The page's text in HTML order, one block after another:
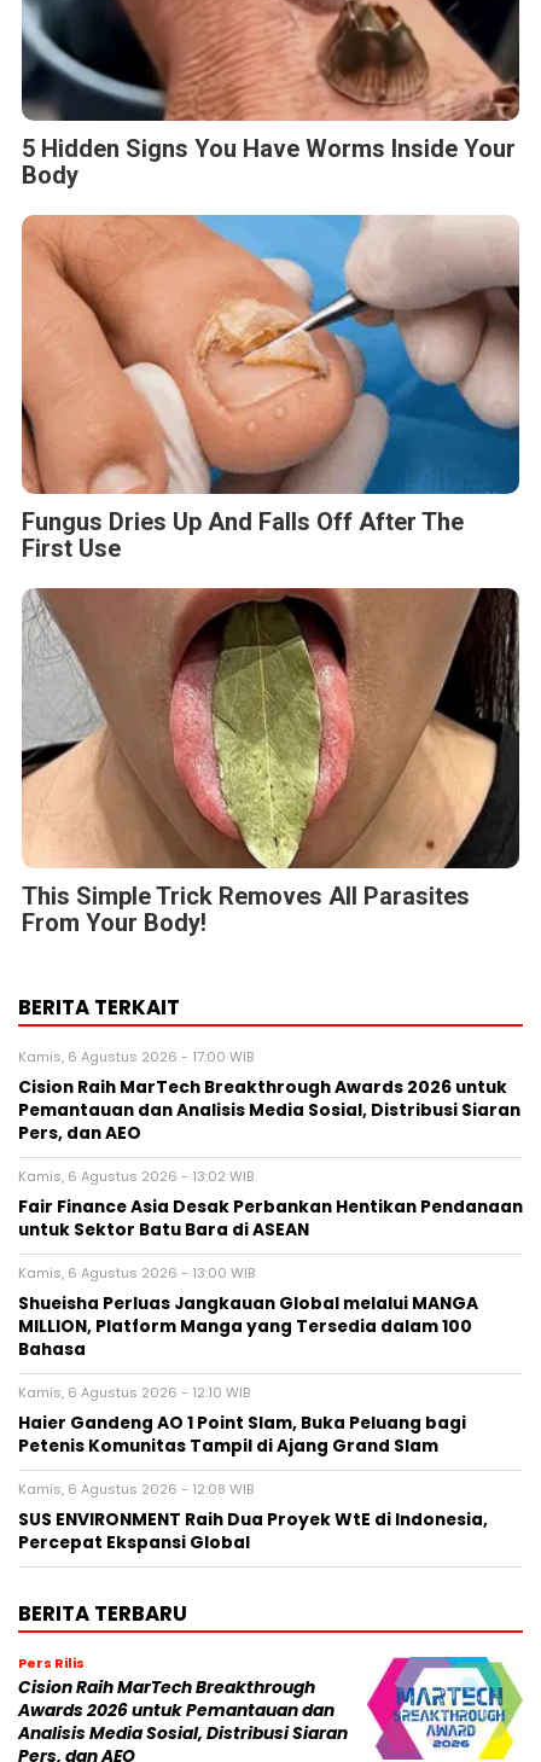
5 Hidden Signs You Have Worms Inside Your
Body
Fungus Dries Up And Falls Off After The
First Use
This Simple Trick Removes All Parasites
From Your Body!
BERITA TERKAIT
Kamis, 6 Agustus 2026 - 17:00 WIB
Cision Raih MarTech Breakthrough Awards 2026 untuk
Pemantauan dan Analisis Media Sosial, Distribusi Siaran
Pers, dan AEO
Kamis, 6 Agustus 2026 - 13:02 WIB
Fair Finance Asia Desak Perbankan Hentikan Pendanaan
untuk Sektor Batu Bara di ASEAN
Kamis, 6 Agustus 2026 - 13:00 WIB
Shueisha Perluas Jangkauan Global melalui MANGA
MILLION, Platform Manga yang Tersedia dalam 100
Bahasa
Kamis, 6 Agustus 2026 - 12:10 WIB
Haier Gandeng AO 1 Point Slam, Buka Peluang bagi
Petenis Komunitas Tampil di Ajang Grand Slam
Kamis, 6 Agustus 2026 - 12:08 WIB
SUS ENVIRONMENT Raih Dua Proyek WtE di Indonesia,
Percepat Ekspansi Global
BERITA TERBARU
Pers Rilis
Cision Raih MarTech Breakthrough
Awards 2026 untuk Pemantauan dan
Analisis Media Sosial, Distribusi Siaran
Pers, dan AEO